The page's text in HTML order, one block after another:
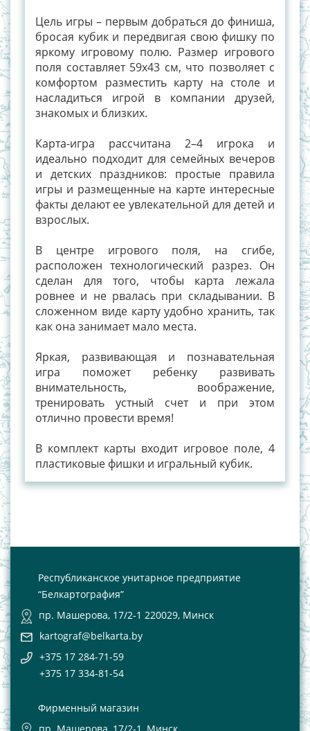
Цель игры – первым добраться до финиша,
бросая кубик и передвигая свою фишку по
яркому игровому полю. Размер игрового
поля составляет 59х43 см, что позволяет с
комфортом разместить карту на столе и
насладиться игрой в компании друзей,
знакомых и близких.
Карта-игра рассчитана 2–4 игрока и
идеально подходит для семейных вечеров
и детских праздников: простые правила
игры и размещенные на карте интересные
факты делают ее увлекательной для детей и
взрослых.
В центре игрового поля, на сгибе,
расположен технологический разрез. Он
сделан для того, чтобы карта лежала
ровнее и не рвалась при складывании. В
сложенном виде карту удобно хранить, так
как она занимает мало места.
Яркая, развивающая и познавательная
игра поможет ребенку развивать
внимательность, воображение,
тренировать устный счет и при этом
отлично провести время!
В комплект карты входит игровое поле, 4
пластиковые фишки и игральный кубик.
Республиканское унитарное предприятие
“Белкартография”
пр. Машерова, 17/2-1 220029, Минск
kartograf@belkarta.by
+375 17 284-71-59
+375 17 334-81-54
Фирменный магазин